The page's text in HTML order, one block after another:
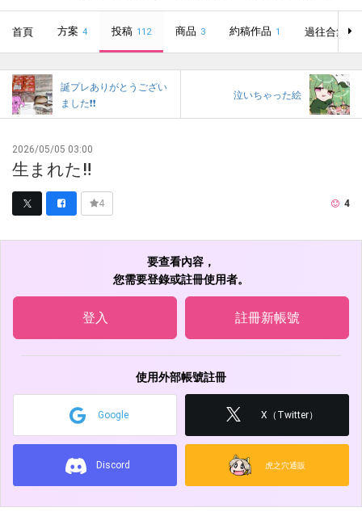
首頁 方案 4 投稿 112 商品 3 約稿作品 1 過往合集
誕プレありがとうござい
ました❗❗
泣いちゃった絵
2026/05/05 03:00
生まれた‼️
4 4
要查看內容，
您需要登錄或註冊使用者。
登入 註冊新帳號
使用外部帳號註冊
Google X（Twitter）
Discord 虎之穴通販